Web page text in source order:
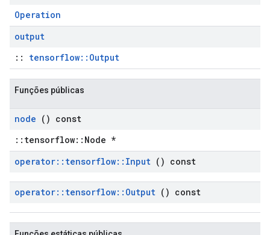
Operation
output
:: tensorflow::Output
Funções públicas
node () const
::tensorflow::Node *
operator:: tensorflow:: Input () const
operator:: tensorflow:: Output () const